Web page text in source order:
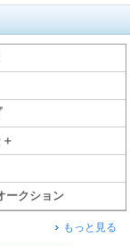
ークション
もっと見る